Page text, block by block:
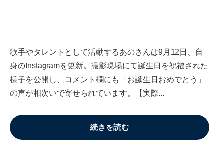
歌手やタレントとして活動するあのさんは9月12日、自
身のInstagramを更新。撮影現場にて誕生日を祝福された
様子を公開し、コメント欄にも「お誕生日おめでとう」
の声が相次いで寄せられています。【実際...
続きを読む